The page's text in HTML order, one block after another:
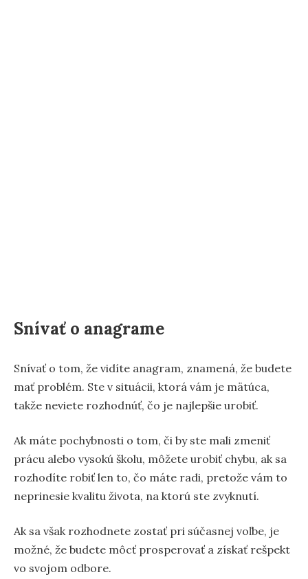
Snívať o anagrame
Snívať o tom, že vidíte anagram, znamená, že budete
mať problém. Ste v situácii, ktorá vám je mätúca,
takže neviete rozhodnúť, čo je najlepšie urobiť.
Ak máte pochybnosti o tom, či by ste mali zmeniť
prácu alebo vysokú školu, môžete urobiť chybu, ak sa
rozhodíte robiť len to, čo máte radi, pretože vám to
neprinesie kvalitu života, na ktorú ste zvyknutí.
Ak sa však rozhodnete zostať pri súčasnej voľbe, je
možné, že budete môcť prosperovať a získať rešpekt
vo svojom odbore.